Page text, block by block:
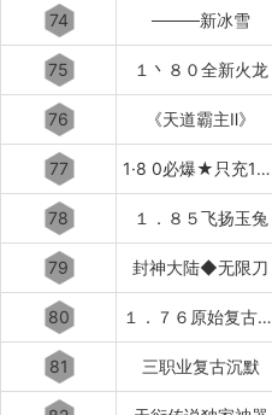
74 ────新冰雪
75 １丶８０全新火龙
76 《天道霸主Ⅱ》
77 1·8 0必爆★只充10元
78 １．８５飞扬玉兔
79 封神大陆◆无限刀
80 １．７６原始复古███████
81 三职业复古沉默